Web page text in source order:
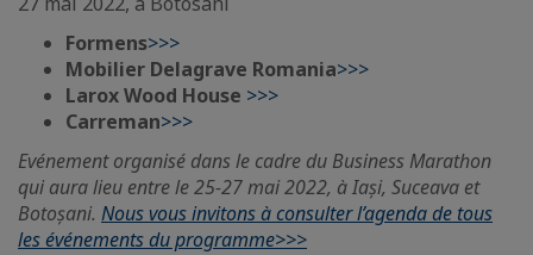
Formens>>>
Mobilier Delagrave Romania>>>
Larox Wood House >>>
Carreman>>>
Evénement organisé dans le cadre du Business Marathon
qui aura lieu entre le 25-27 mai 2022, à Iași, Suceava et
Botoșani. Nous vous invitons à consulter l’agenda de tous
les événements du programme>>>